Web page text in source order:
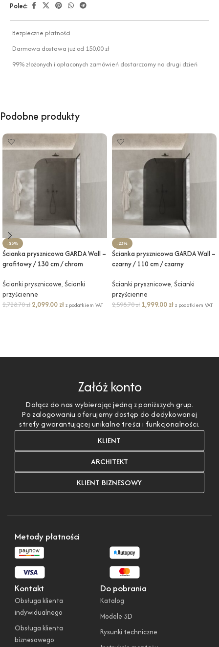
Poleć:
Bezpieczne płatności
Darmowa dostawa już od 150,00 zł
99% złożonych i opłaconych zamówień dostarczamy na drugi dzień
Podobne produkty
-23%
Ścianka prysznicowa GARDA Wall –
grafitowy / 130 cm / chrom
Ścianki prysznicowe, Ścianki
przyścienne
2,728.70zł 2,099.00 złz podatkiem VAT
-23%
Ścianka prysznicowa GARDA Wall –
czarny / 110 cm / czarny
Ścianki prysznicowe, Ścianki
przyścienne
2,598.70zł 1,999.00 złz podatkiem VAT
Załóż konto
Dołącz do nas wybierając jedną z poniższych grup.
Po zalogowaniu oferujemy dostęp do dedykowanej
strefy gwarantującej unikalne treści i funkcjonalności.
KLIENT
ARCHITEKT
KLIENT BIZNESOWY
Kontakt
Obsługa klienta
indywidualnego
Obsługa klienta
biznesowego
Do pobrania
Katalog
Modele 3D
Rysunki techniczne
Metody płatności